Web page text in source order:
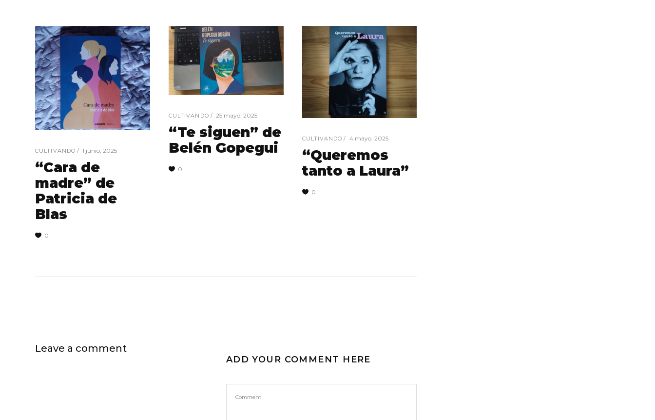
CULTIVANDO 1 junio, 2025
“Cara de
madre” de
Patricia de
Blas
0
CULTIVANDO 25 mayo, 2025
“Te siguen” de
Belén Gopegui
0
CULTIVANDO 4 mayo, 2025
“Queremos
tanto a Laura”
0
Leave a comment
ADD YOUR COMMENT HERE